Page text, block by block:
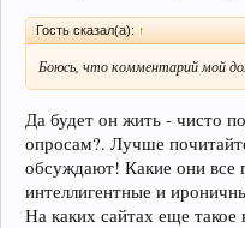
Гость сказал(а): ↑
Боюсь, что комментарий мой
Да будет он жить - чисто
опросам?. Лучше
обсуждают! Какие они все
интеллигентные и
На каких сайтах еще такое